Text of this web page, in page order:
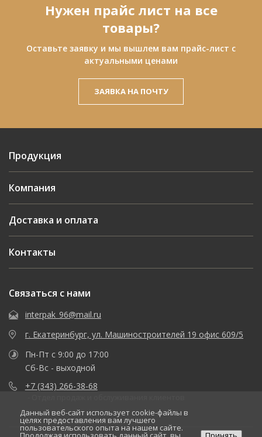
Нужен прайс лист на все
товары?
Оставьте заявку и мы вышлем вам прайс-лист с
актуальными ценами
ЗАЯВКА НА ПОЧТУ
Продукция
Компания
Доставка и оплата
Контакты
Связаться с нами
interpak_96@mail.ru
г. Екатеринбург, ул. Машиностроителей 19 офис 609/5
Пн-Пт с 9:00 до 17:00
Сб-Вс - выходной
+7 (343) 266-38-68
Данный веб-сайт использует cookie-файлы в
целях предоставления вам лучшего
пользовательского опыта на нашем сайте.